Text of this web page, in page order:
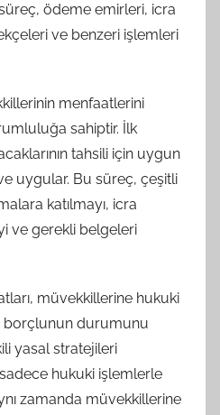
ödeme emirleri, icra
ve benzeri işlemleri
menfaatlerini
sahiptir. İlk
tahsili için uygun
uygular. Bu süreç, çeşitli
katılmayı, icra
ve gerekli belgeleri
müvekkillerine hukuki
borçlunun durumunu
yasal stratejileri
hukuki işlemlerle
zamanda müvekkillerine